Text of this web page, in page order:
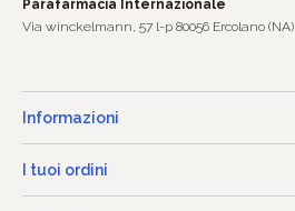
Parafarmacia Internazionale
Via winckelmann, 57 l-p 80056 Ercolano (NA)
Informazioni
I tuoi ordini